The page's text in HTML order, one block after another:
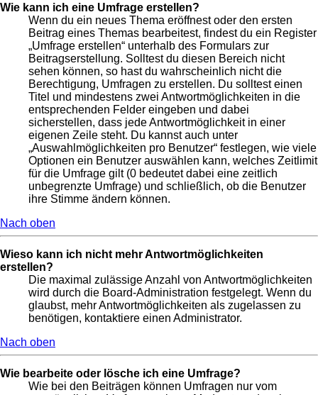
Wie kann ich eine Umfrage erstellen?
Wenn du ein neues Thema eröffnest oder den ersten
Beitrag eines Themas bearbeitest, findest du ein Register
„Umfrage erstellen“ unterhalb des Formulars zur
Beitragserstellung. Solltest du diesen Bereich nicht
sehen können, so hast du wahrscheinlich nicht die
Berechtigung, Umfragen zu erstellen. Du solltest einen
Titel und mindestens zwei Antwortmöglichkeiten in die
entsprechenden Felder eingeben und dabei
sicherstellen, dass jede Antwortmöglichkeit in einer
eigenen Zeile steht. Du kannst auch unter
„Auswahlmöglichkeiten pro Benutzer“ festlegen, wie viele
Optionen ein Benutzer auswählen kann, welches Zeitlimit
für die Umfrage gilt (0 bedeutet dabei eine zeitlich
unbegrenzte Umfrage) und schließlich, ob die Benutzer
ihre Stimme ändern können.
Nach oben
Wieso kann ich nicht mehr Antwortmöglichkeiten
erstellen?
Die maximal zulässige Anzahl von Antwortmöglichkeiten
wird durch die Board-Administration festgelegt. Wenn du
glaubst, mehr Antwortmöglichkeiten als zugelassen zu
benötigen, kontaktiere einen Administrator.
Nach oben
Wie bearbeite oder lösche ich eine Umfrage?
Wie bei den Beiträgen können Umfragen nur vom